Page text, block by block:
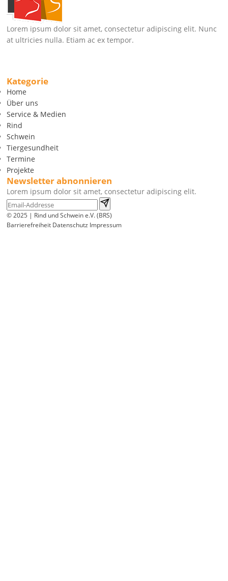
Lorem ipsum dolor sit amet, consectetur adipiscing elit. Nunc
at ultricies nulla. Etiam ac ex tempor.
Kategorie
Home
Über uns
Service & Medien
Rind
Schwein
Tiergesundheit
Termine
Projekte
Newsletter abnonnieren
Lorem ipsum dolor sit amet, consectetur adipiscing elit.
© 2025 | Rind und Schwein e.V. (BRS)
Barrierefreiheit Datenschutz Impressum